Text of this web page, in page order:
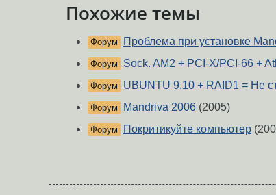
Похожие темы
Форум Проблема при установке
Форум Sock. AM2 + PCI-X/PCI-66 +
Форум UBUNTU 9.10 + RAID1 = Не
Форум Mandriva 2006 (2005)
Форум Покритикуйте компьютер